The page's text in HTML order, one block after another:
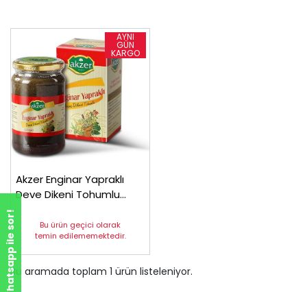
Akzer Enginar Yapraklı
Deve Dikeni Tohumlu
Bu ürün geçici olarak
temin edilememektedir.
Bu aramada toplam 1 ürün listeleniyor.
Whatsapp ile sor!